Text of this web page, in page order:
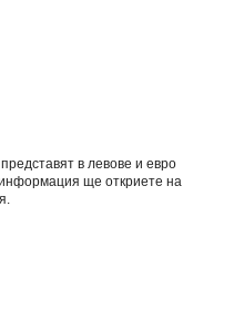
в левове и евро
ще откриете на